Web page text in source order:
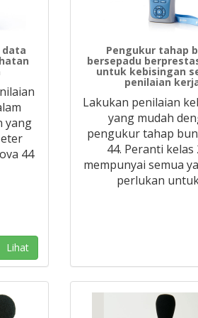
yang
44
Lihat
Pengukur tahap
bersepadu
untuk kebisingan
penilaian
Lakukan penilaian
yang mudah
pengukur tahap
44. Peranti kelas
mempunyai semua
perlukan